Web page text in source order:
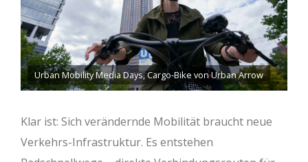
Urban Mobility Media Days, Cargo-Bike von Urban Arrow
Klar ist: Sich verändernde Mobilität braucht neue
Verkehrs-Infrastruktur. Es entstehen